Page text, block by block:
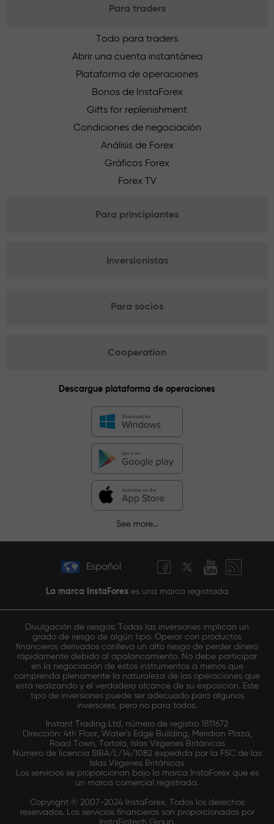
Para traders
Todo para traders
Abrir una cuenta instantánea
Plataforma de operaciones
Bonos de InstaForex
Gifts for replenishment
Condiciones de negociación
Análisis de Forex
Gráficos Forex
Forex TV
Para principiantes
Inversionistas
Para socios
Cooperation
Descargue plataforma de operaciones
See more...
Español
La marca InstaForex es una marca registrada
Divulgación de riesgos: Todas las inversiones implican un
grado de riesgo de algún tipo. Operar con productos
financieros derivados conlleva un alto riesgo de perder dinero
rápidamente debido al apalancamiento. No debe participar
en la negociación de estos instrumentos a menos que
comprenda plenamente la naturaleza de las operaciones que
está realizando y el verdadero alcance de su exposición. Este
tipo de inversiones puede ser adecuado para algunos
inversores, pero no para todos.
Instant Trading Ltd, número de registro 1811672
Dirección: 4th Floor, Water's Edge Building, Meridian Plaza,
Road Town, Tortola, Islas Vírgenes Británicas
Número de licencia SIBA/L/14/1082 expedida por la FSC de las
Islas Vírgenes Británicas
Los servicios se proporcionan bajo la marca InstaForex que es
un marca comercial registrada.
Copyright © 2007-2024 InstaForex. Todos los derechos
reservados. Los servicios financieros son proporcionados por
InstaFintech Group.